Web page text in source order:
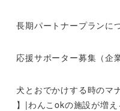
長期パートナープランに
応援サポーター募集（企
犬とおでかけする時のマ
】|わんこokの施設が増